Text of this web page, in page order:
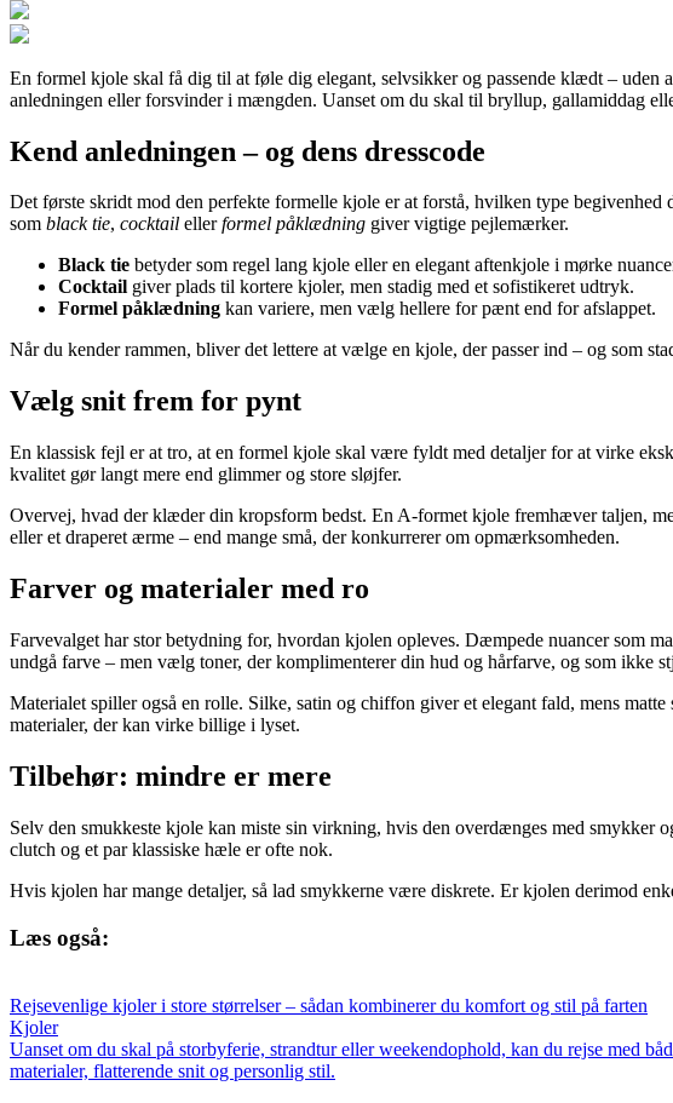
En formel kjole skal få dig til at føle dig elegant, selvsikker og passende klædt –
anledningen eller forsvinder i mængden. Uanset om du skal til bryllup, gallamiddag
Kend anledningen – og dens dresscode
Det første skridt mod den perfekte formelle kjole er at forstå, hvilken type
som black tie, cocktail ellerformel påklædning giver vigtige pejlemærker.
Black tie betyder som regel lang kjole eller en elegant aftenkjole i mørke
Cocktail giver plads til kortere kjoler, men stadig med et sofistikeret udtryk.
Formel påklædning kan variere, men vælg hellere for pænt end for afslappet.
Når du kender rammen, bliver det lettere at vælge en kjole, der passer ind – og som
Vælg snit frem for pynt
En klassisk fejl er at tro, at en formel kjole skal være fyldt med detaljer for at virke
kvalitet gør langt mere end glimmer og store sløjfer.
Overvej, hvad der klæder din kropsform bedst. En A-formet kjole fremhæver taljen,
eller et draperet ærme – end mange små, der konkurrerer om opmærksomheden.
Farver og materialer med ro
Farvevalget har stor betydning for, hvordan kjolen opleves. Dæmpede nuancer som
undgå farve – men vælg toner, der komplimenterer din hud og hårfarve, og som ikke
Materialet spiller også en rolle. Silke, satin og chiffon giver et elegant fald, mens
materialer, der kan virke billige i lyset.
Tilbehør: mindre er mere
Selv den smukkeste kjole kan miste sin virkning, hvis den overdænges med smykker
clutch og et par klassiske hæle er ofte nok.
Hvis kjolen har mange detaljer, så lad smykkerne være diskrete. Er kjolen derimod
Læs også:
Rejsevenlige kjoler i store størrelser – sådan kombinerer du komfort og stil på farten
Kjoler
Uanset om du skal på storbyferie, strandtur eller weekendophold, kan du rejse med
materialer, flatterende snit og personlig stil.